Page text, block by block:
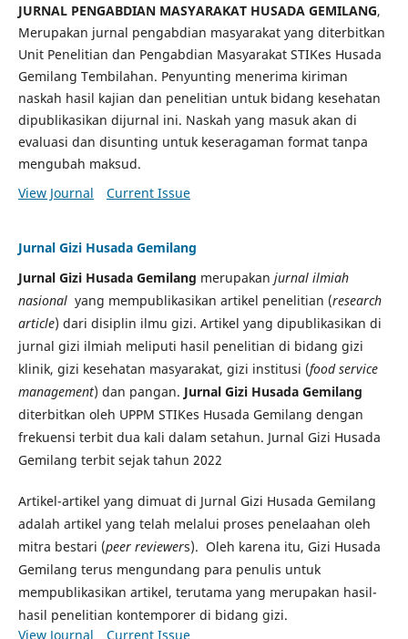
JURNAL PENGABDIAN MASYARAKAT HUSADA GEMILANG,
Merupakan jurnal pengabdian masyarakat yang diterbitkan
Unit Penelitian dan Pengabdian Masyarakat STIKes Husada
Gemilang Tembilahan. Penyunting menerima kiriman
naskah hasil kajian dan penelitian untuk bidang kesehatan
dipublikasikan dijurnal ini. Naskah yang masuk akan di
evaluasi dan disunting untuk keseragaman format tanpa
mengubah maksud.
View Journal
Current Issue
Jurnal Gizi Husada Gemilang
Jurnal Gizi Husada Gemilang merupakan jurnal ilmiah
nasionalyang mempublikasikan artikel penelitian (research
article) dari disiplin ilmu gizi. Artikel yang dipublikasikan di
jurnal gizi ilmiah meliputi hasil penelitian di bidang gizi
klinik, gizi kesehatan masyarakat, gizi institusi (food service
management) dan pangan. Jurnal Gizi Husada Gemilang
diterbitkan oleh UPPM STIKes Husada Gemilang dengan
frekuensi terbit dua kali dalam setahun. Jurnal Gizi Husada
Gemilang terbit sejak tahun 2022
Artikel-artikel yang dimuat di Jurnal Gizi Husada Gemilang
adalah artikel yang telah melalui proses penelaahan oleh
mitra bestari (peer reviewers). Oleh karena itu, Gizi Husada
Gemilang terus mengundang para penulis untuk
mempublikasikan artikel, terutama yang merupakan hasil-
hasil penelitian kontemporer di bidang gizi.
View Journal
Current Issue